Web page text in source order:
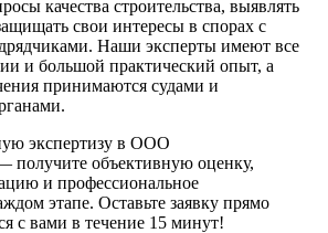
качества строительства, выявлять
свои интересы в спорах с
Наши эксперты имеют все
и большой практический опыт, а
принимаются судами и
экспертизу в ООО
получите объективную оценку,
и профессиональное
этапе. Оставьте заявку прямо
с вами в течение 15 минут!